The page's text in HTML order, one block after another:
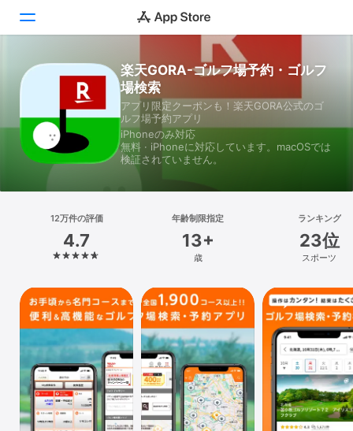
Today
ゲーム
アプリ
検索
プラットフォーム
iPhone
iPad
Mac
Watch
TV
楽天GORA-ゴルフ場予約・ゴルフ
場検索
アプリ限定クーポンも！楽天GORA公式のゴ
ルフ場予約アプリ
iPhoneのみ対応
無料 · iPhoneに対応しています。macOSでは
検証されていません。
12万件の評価
4.7
年齢制限指定
13+
歳
ランキング
23位
スポーツ